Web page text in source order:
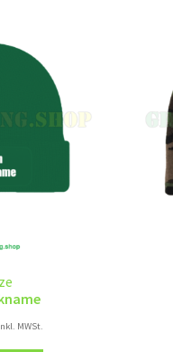
MWSt.